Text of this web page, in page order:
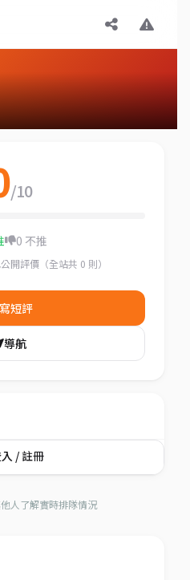
人了解實時排隊情況
/10
0 不推
開評價（全站共 0 則）
寫短評
導航
/ 註冊